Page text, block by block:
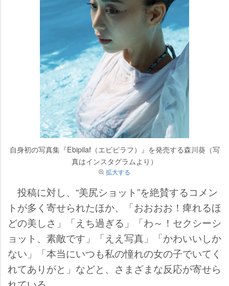
自身初の写真集『Ebipilaf（エビピラフ）』を発売する森川葵（写
真はインスタグラムより）
拡大する
投稿に対し、“美尻ショット”を絶賛するコメン
トが多く寄せられたほか、「おおおお！痺れるほ
どの美しさ」「えち過ぎる」「わ～！セクシーシ
ョット、素敵です」「ええ写真」「かわいいしか
ない」「本当にいつも私の憧れの女の子でいてく
れてありがと」などと、さまざまな反応が寄せら